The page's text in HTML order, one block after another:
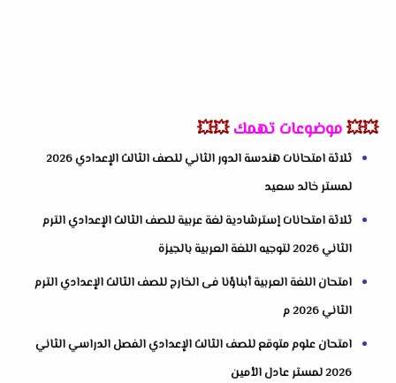
💥💥موضوعات تهمك 💥💥
ثلاثة امتحانات هندسة الدور الثاني للصف الثالث الإعدادي 2026
لمستر خالد سعيد
ثلاثة امتحانات إسترشادية لغة عربية للصف الثالث الإعدادي الترم
الثاني 2026 لتوجيه اللغة العربية بالجيزة
امتحان اللغة العربية أبناؤنا فى الخارج للصف الثالث الإعدادي الترم
الثاني 2026 م
امتحان علوم متوقع للصف الثالث الإعدادي الفصل الدراسي الثاني
2026 لمستر عادل الأمين